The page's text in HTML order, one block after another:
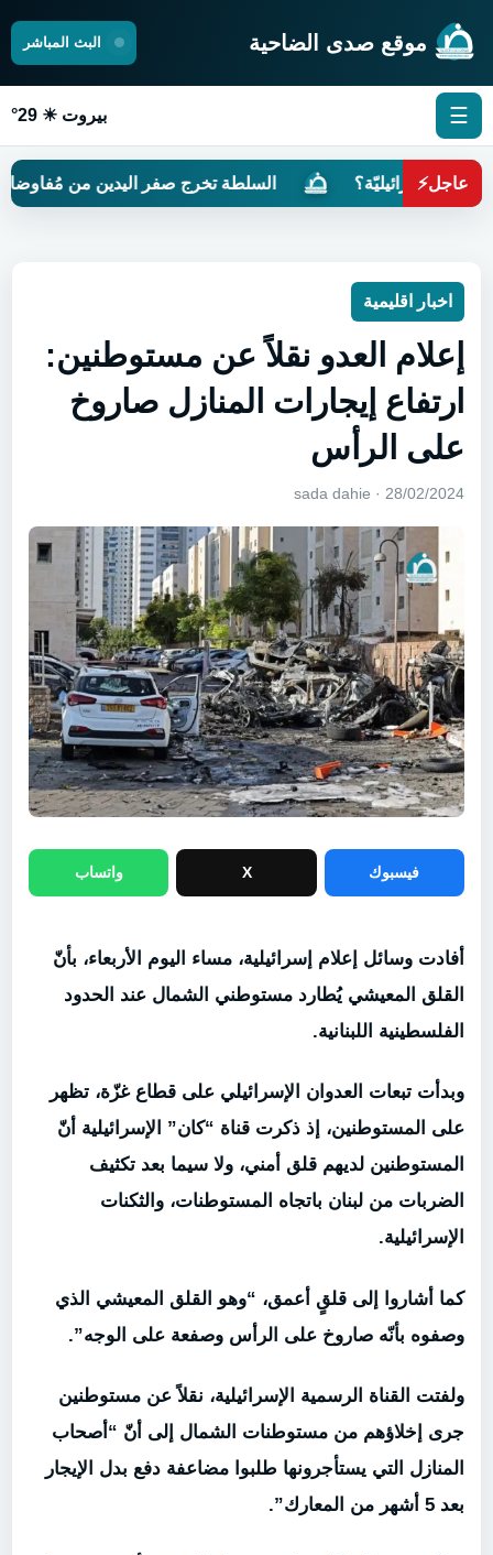
موقع صدى الضاحية البث المباشر
☰ بيروت ☀ 29°
عاجل⚡ السلطة تخرج صفر اليدين من مُفاوضات روما
اخبار اقليمية
إعلام العدو نقلاً عن مستوطنين:
ارتفاع إيجارات المنازل صاروخ
على الرأس
28/02/2024 · sada dahie
فيسبوك X واتساب
أفادت وسائل إعلام إسرائيلية، مساء اليوم الأربعاء، بأنّ
القلق المعيشي يُطارد مستوطني الشمال عند الحدود
الفلسطينية اللبنانية.
وبدأت تبعات العدوان الإسرائيلي على قطاع غزّة، تظهر
على المستوطنين، إذ ذكرت قناة “كان” الإسرائيلية أنّ
المستوطنين لديهم قلق أمني، ولا سيما بعد تكثيف
الضربات من لبنان باتجاه المستوطنات، والثكنات
الإسرائيلية.
كما أشاروا إلى قلقٍ أعمق، “وهو القلق المعيشي الذي
وصفوه بأنّه صاروخ على الرأس وصفعة على الوجه”.
ولفتت القناة الرسمية الإسرائيلية، نقلاً عن مستوطنين
جرى إخلاؤهم من مستوطنات الشمال إلى أنّ “أصحاب
المنازل التي يستأجرونها طلبوا مضاعفة دفع بدل الإيجار
بعد 5 أشهر من المعارك”.